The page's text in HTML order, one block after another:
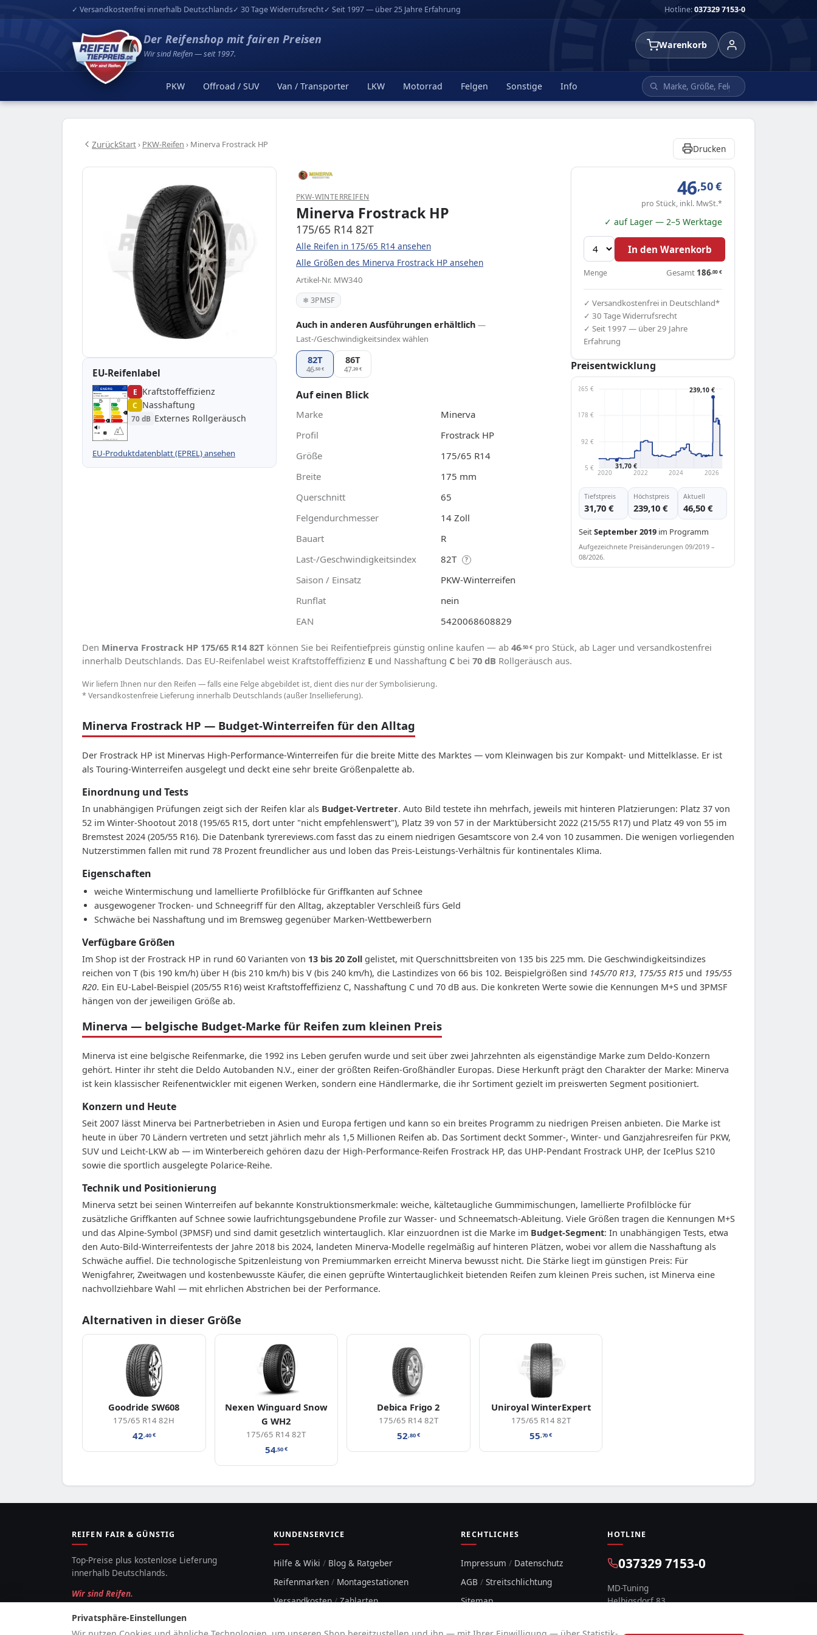
✓ Versandkostenfrei innerhalb Deutschlands✓ 30 Tage Widerrufsrecht✓ Seit 1997 — über 25 Jahre Erfahrung Hotline:037329 7153-0
Der Reifenshop mit fairen Preisen
Wir sind Reifen — seit 1997.
Warenkorb
PKW Offroad / SUV Van / Transporter LKW Motorrad Felgen Sonstige Info
ZurückStart› PKW-Reifen › Minerva Frostrack HP Drucken
EU-Reifenlabel
ENERG EPREL
1000000
Minerva MW340
175/65 R14 82T C1
A
B
C
D
E
E
A
B
C
C
D
E
70 dB B
Verordnung (EU) 2020/740
E Kraftstoffeffizienz
C Nasshaftung
70 dB Externes Rollgeräusch
EU-Produktdatenblatt (EPREL) ansehen
PKW-WINTERREIFEN
Minerva Frostrack HP
175/65 R14 82T
Alle Reifen in 175/65 R14 ansehen
Alle Größen des Minerva Frostrack HP ansehen
Artikel-Nr. MW340
❄ 3PMSF
Auch in anderen Ausführungen erhältlich —
Last-/Geschwindigkeitsindex wählen
82T
46,50 €
86T
47,20 €
Minerva Frostrack HP 175/65 R14, Ausführung 86T
Auf einen Blick
Marke
Minerva
Profil
Frostrack HP
Größe
175/65 R14
Breite
175 mm
Querschnitt
65
Felgendurchmesser
14 Zoll
Bauart
R
Last-/Geschwindigkeitsindex
82T ?
Saison / Einsatz
PKW-Winterreifen
Runflat
nein
EAN
5420068608829
46,50€
pro Stück, inkl. MwSt.*
✓ auf Lager — 2–5 Werktage
In den Warenkorb
Menge Gesamt 186,00€
✓ Versandkostenfrei in Deutschland*
✓ 30 Tage Widerrufsrecht
✓ Seit 1997 — über 29 Jahre
Erfahrung
Preisentwicklung
5 €
92 €
178 €
265 €
2020 2022 2024 2026
239,10 €
31,70 €
Tiefstpreis
31,70 €
Höchstpreis
239,10 €
Aktuell
46,50 €
SeitSeptember 2019 im Programm
Aufgezeichnete Preisänderungen 09/2019 –
08/2026.
Den Minerva Frostrack HP 175/65 R14 82T können Sie bei Reifentiefpreis günstig online kaufen — ab 46,50€ pro Stück, ab Lager und versandkostenfrei
innerhalb Deutschlands. Das EU-Reifenlabel weist Kraftstoffeffizienz E und Nasshaftung C bei 70 dB Rollgeräusch aus.
Wir liefern Ihnen nur den Reifen — falls eine Felge abgebildet ist, dient dies nur der Symbolisierung.
* Versandkostenfreie Lieferung innerhalb Deutschlands (außer Insellieferung).
Minerva Frostrack HP — Budget-Winterreifen für den Alltag
Der Frostrack HP ist Minervas High-Performance-Winterreifen für die breite Mitte des Marktes — vom Kleinwagen bis zur Kompakt- und Mittelklasse. Er ist
als Touring-Winterreifen ausgelegt und deckt eine sehr breite Größenpalette ab.
Einordnung und Tests
In unabhängigen Prüfungen zeigt sich der Reifen klar als Budget-Vertreter. Auto Bild testete ihn mehrfach, jeweils mit hinteren Platzierungen: Platz 37 von
52 im Winter-Shootout 2018 (195/65 R15, dort unter "nicht empfehlenswert"), Platz 39 von 57 in der Marktübersicht 2022 (215/55 R17) und Platz 49 von 55 im
Bremstest 2024 (205/55 R16). Die Datenbank tyrereviews.com fasst das zu einem niedrigen Gesamtscore von 2.4 von 10 zusammen. Die wenigen vorliegenden
Nutzerstimmen fallen mit rund 78 Prozent freundlicher aus und loben das Preis-Leistungs-Verhältnis für kontinentales Klima.
Eigenschaften
weiche Wintermischung und lamellierte Profilblöcke für Griffkanten auf Schnee
ausgewogener Trocken- und Schneegriff für den Alltag, akzeptabler Verschleiß fürs Geld
Schwäche bei Nasshaftung und im Bremsweg gegenüber Marken-Wettbewerbern
Verfügbare Größen
Im Shop ist der Frostrack HP in rund 60 Varianten von 13 bis 20 Zoll gelistet, mit Querschnittsbreiten von 135 bis 225 mm. Die Geschwindigkeitsindizes
reichen von T (bis 190 km/h) über H (bis 210 km/h) bis V (bis 240 km/h), die Lastindizes von 66 bis 102. Beispielgrößen sind 145/70 R13, 175/55 R15 und 195/55
R20. Ein EU-Label-Beispiel (205/55 R16) weist Kraftstoffeffizienz C, Nasshaftung C und 70 dB aus. Die konkreten Werte sowie die Kennungen M+S und 3PMSF
hängen von der jeweiligen Größe ab.
Minerva — belgische Budget-Marke für Reifen zum kleinen Preis
Minerva ist eine belgische Reifenmarke, die 1992 ins Leben gerufen wurde und seit über zwei Jahrzehnten als eigenständige Marke zum Deldo-Konzern
gehört. Hinter ihr steht die Deldo Autobanden N.V., einer der größten Reifen-Großhändler Europas. Diese Herkunft prägt den Charakter der Marke: Minerva
ist kein klassischer Reifenentwickler mit eigenen Werken, sondern eine Händlermarke, die ihr Sortiment gezielt im preiswerten Segment positioniert.
Konzern und Heute
Seit 2007 lässt Minerva bei Partnerbetrieben in Asien und Europa fertigen und kann so ein breites Programm zu niedrigen Preisen anbieten. Die Marke ist
heute in über 70 Ländern vertreten und setzt jährlich mehr als 1,5 Millionen Reifen ab. Das Sortiment deckt Sommer-, Winter- und Ganzjahresreifen für PKW,
SUV und Leicht-LKW ab — im Winterbereich gehören dazu der High-Performance-Reifen Frostrack HP, das UHP-Pendant Frostrack UHP, der IcePlus S210
sowie die sportlich ausgelegte Polarice-Reihe.
Technik und Positionierung
Minerva setzt bei seinen Winterreifen auf bekannte Konstruktionsmerkmale: weiche, kältetaugliche Gummimischungen, lamellierte Profilblöcke für
zusätzliche Griffkanten auf Schnee sowie laufrichtungsgebundene Profile zur Wasser- und Schneematsch-Ableitung. Viele Größen tragen die Kennungen M+S
und das Alpine-Symbol (3PMSF) und sind damit gesetzlich wintertauglich. Klar einzuordnen ist die Marke im Budget-Segment: In unabhängigen Tests, etwa
den Auto-Bild-Winterreifentests der Jahre 2018 bis 2024, landeten Minerva-Modelle regelmäßig auf hinteren Plätzen, wobei vor allem die Nasshaftung als
Schwäche auffiel. Die technologische Spitzenleistung von Premiummarken erreicht Minerva bewusst nicht. Die Stärke liegt im günstigen Preis: Für
Wenigfahrer, Zweitwagen und kostenbewusste Käufer, die einen geprüfte Wintertauglichkeit bietenden Reifen zum kleinen Preis suchen, ist Minerva eine
nachvollziehbare Wahl — mit ehrlichen Abstrichen bei der Performance.
Alternativen in dieser Größe
Goodride SW608
175/65 R14 82H
42,40€
Nexen Winguard Snow
G WH2
175/65 R14 82T
54,50€
Debica Frigo 2
175/65 R14 82T
52,80€
Uniroyal WinterExpert
175/65 R14 82T
55,70€
REIFEN FAIR & GÜNSTIG
Top-Preise plus kostenlose Lieferung
innerhalb Deutschlands.
Wir sind Reifen.
KUNDENSERVICE
Hilfe & Wiki / Blog & Ratgeber
Reifenmarken/ Montagestationen
Versandkosten/Zahlarten
RECHTLICHES
Impressum / Datenschutz
AGB /Streitschlichtung
Sitemap
HOTLINE
037329 7153-0
MD-Tuning
Helbigsdorf 83
Privatsphäre-Einstellungen